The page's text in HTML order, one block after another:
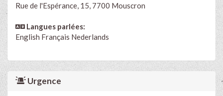
Rue de l'Espérance, 15, 7700 Mouscron
Langues parlées:
English Français Nederlands
Urgence